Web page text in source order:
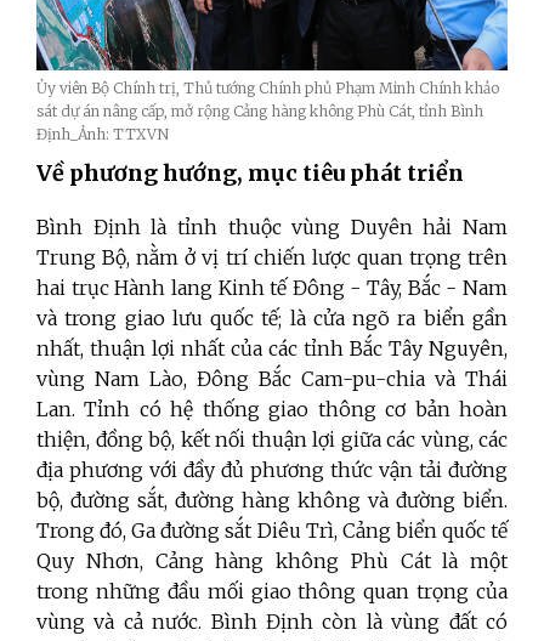
Ủy viên Bộ Chính trị, Thủ tướng Chính phủ Phạm Minh Chính khảo
sát dự án nâng cấp, mở rộng Cảng hàng không Phù Cát, tỉnh Bình
Định_Ảnh: TTXVN
Về phương hướng, mục tiêu phát triển
Bình Định là tỉnh thuộc vùng Duyên hải Nam
Trung Bộ, nằm ở vị trí chiến lược quan trọng trên
hai trục Hành lang Kinh tế Đông - Tây, Bắc - Nam
và trong giao lưu quốc tế; là cửa ngõ ra biển gần
nhất, thuận lợi nhất của các tỉnh Bắc Tây Nguyên,
vùng Nam Lào, Đông Bắc Cam-pu-chia và Thái
Lan. Tỉnh có hệ thống giao thông cơ bản hoàn
thiện, đồng bộ, kết nối thuận lợi giữa các vùng, các
địa phương với đầy đủ phương thức vận tải đường
bộ, đường sắt, đường hàng không và đường biển.
Trong đó, Ga đường sắt Diêu Trì, Cảng biển quốc tế
Quy Nhơn, Cảng hàng không Phù Cát là một
trong những đầu mối giao thông quan trọng của
vùng và cả nước. Bình Định còn là vùng đất có